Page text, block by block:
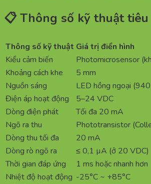
📋 Thông số kỹ thuật tiêu
Thông số kỹ thuật Giá trị điển hình
Kiểu cảm biến
Photomicrosensor
Khoảng cách khe
5 mm
Nguồn sáng
LED hồng ngoại
Điện áp hoạt động
5–24 VDC
Dòng điện phát
Tối đa 20 mA
Ngõ ra thu
Phototransistor
Dòng thu tối đa
20 mA
Dòng rò ngõ ra
≤ 0,1 µA (ở 20 VDC)
Thời gian đáp ứng
1 ms hoặc nhanh hơn
Nhiệt độ hoạt động -25°C ~ +85°C